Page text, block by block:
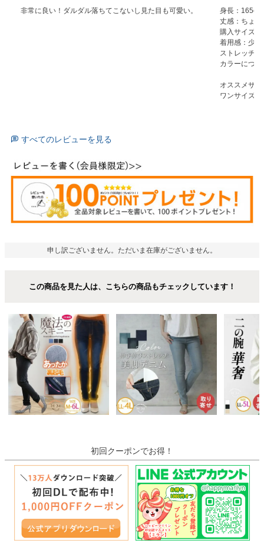
非常に良い！ダルダル落ちてこないし見た目も可愛い。
身長：165cm
丈感：ちょう
購入サイズ：
着用感：少し
ストレッチ感
カラーにつ
オススメサ
ワンサイズ
すべてのレビューを見る
申し訳ございません。ただいま在庫がございません。
この商品を見た人は、こちらの商品もチェックしています！
初回クーポンでお得！